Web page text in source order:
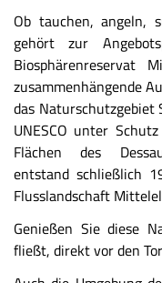
Ob tauchen, angeln,
gehört zur
Biosphärenreservat
zusammenhängende
das Naturschutzgebiet
UNESCO unter
Flächen des
entstand schließlich
Flusslandschaft
Genießen Sie diese
fließt, direkt vor den